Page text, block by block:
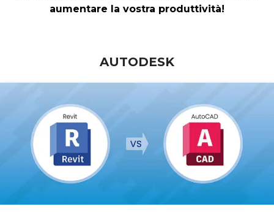
aumentare la vostra produttività!
AUTODESK